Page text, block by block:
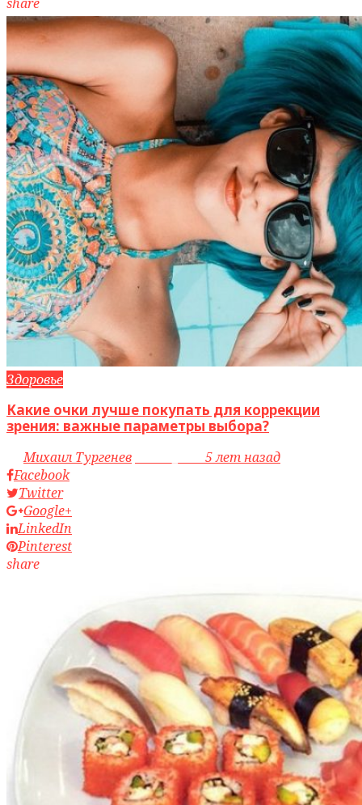
Здоровье
Какие очки лучше покупать для коррекции
зрения: важные параметры выбора?
byМихаил Тургенев
5 лет назад
Facebook
Twitter
Google+
LinkedIn
Pinterest
share